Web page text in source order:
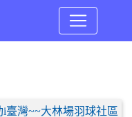
i臺灣~~大林場羽球社區